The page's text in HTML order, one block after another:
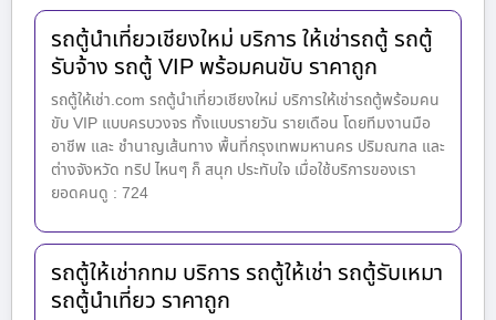
รถตู้นำเที่ยวเชียงใหม่ บริการ ให้เช่ารถตู้ รถตู้
รับจ้าง รถตู้ VIP พร้อมคนขับ ราคาถูก
รถตู้ให้เช่า.com รถตู้นำเที่ยวเชียงใหม่ บริการให้เช่ารถตู้พร้อมคน
ขับ VIP แบบครบวงจร ทั้งแบบรายวัน รายเดือน โดยทีมงานมือ
อาชีพ และ ชำนาญเส้นทาง พื้นที่กรุงเทพมหานคร ปริมณฑล และ
ต่างจังหวัด ทริป ไหนๆ ก็ สนุก ประทับใจ เมื่อใช้บริการของเรา
ยอดคนดู : 724
รถตู้ให้เช่ากทม บริการ รถตู้ให้เช่า รถตู้รับเหมา
รถตู้นำเที่ยว ราคาถูก